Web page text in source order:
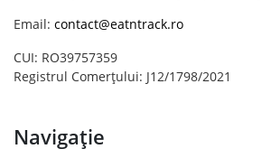
Email: contact@eatntrack.ro
CUI: RO39757359
Registrul Comerțului: J12/1798/2021
Navigație